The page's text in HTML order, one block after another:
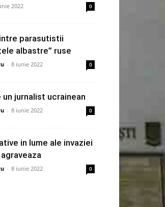
2022 0
parasutistii
albastre” ruse
- 8 iunie 2022 0
un jurnalist ucrainean
- 8 iunie 2022 0
in lume ale invaziei
- 8 iunie 2022 0